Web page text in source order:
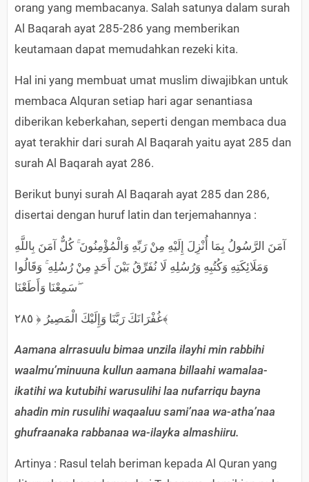
orang yang membacanya. Salah satunya dalam surah
Al Baqarah ayat 285-286 yang memberikan
keutamaan dapat memudahkan rezeki kita.
Hal ini yang membuat umat muslim diwajibkan untuk
membaca Alquran setiap hari agar senantiasa
diberikan keberkahan, seperti dengan membaca dua
ayat terakhir dari surah Al Baqarah yaitu ayat 285 dan
surah Al Baqarah ayat 286.
Berikut bunyi surah Al Baqarah ayat 285 dan 286,
disertai dengan huruf latin dan terjemahannya :
آمَنَ الرَّسُولُ بِمَا أُنْزِلَ إِلَيْهِ مِنْ رَبِّهِ وَالْمُؤْمِنُونَ ۚ كُلٌّ آمَنَ بِاللَّهِ
وَمَلَائِكَتِهِ وَكُتُبِهِ وَرُسُلِهِ لَا نُفَرِّقُ بَيْنَ أَحَدٍ مِنْ رُسُلِهِ ۚ وَقَالُوا
سَمِعْنَا وَأَطَعْنَا ۖ
غُفْرَانَكَ رَبَّنَا وَإِلَيْكَ الْمَصِيرُ ﴿ ٢٨٥﴾
Aamana alrrasuulu bimaa unzila ilayhi min rabbihi
waalmu’minuuna kullun aamana billaahi wamalaa-
ikatihi wa kutubihi warusulihi laa nufarriqu bayna
ahadin min rusulihi waqaaluu sami’naa wa-atha’naa
ghufraanaka rabbanaa wa-ilayka almashiiru.
Artinya : Rasul telah beriman kepada Al Quran yang